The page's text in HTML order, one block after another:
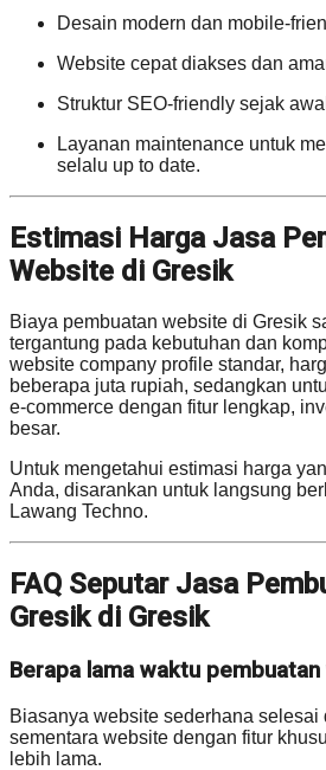
Desain modern dan mobile-
Website cepat diakses dan
Struktur SEO-friendly sejak
Layanan maintenance untuk
selalu up to date.
Estimasi Harga Jasa
Website di Gresik
Biaya pembuatan website di Gresik
tergantung pada kebutuhan dan
website company profile standar,
beberapa juta rupiah, sedangkan
e-commerce dengan fitur lengkap,
besar.
Untuk mengetahui estimasi harga
Anda, disarankan untuk langsung
Lawang Techno.
FAQ Seputar Jasa
Gresik di Gresik
Berapa lama waktu
Biasanya website sederhana selesai
sementara website dengan fitur
lebih lama.